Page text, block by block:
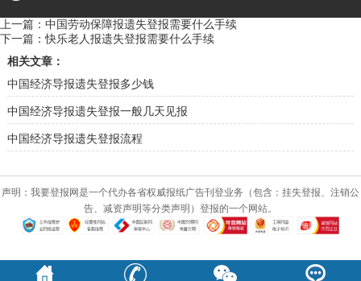
上一篇： 中国劳动保障报遗失登报需要什么手续
下一篇：快乐老人报遗失登报需要什么手续
相关文章：
中国经济导报遗失登报多少钱
中国经济导报遗失登报一般几天见报
中国经济导报遗失登报流程
声明：我要登报网是一个代办各省权威报纸广告刊登业务（包含：挂失登报、注销公
告、减资声明等分类声明）登报的一个网站。